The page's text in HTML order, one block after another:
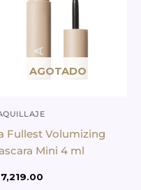
AGOTADO
Fullest Volumizing
Mini 4 ml